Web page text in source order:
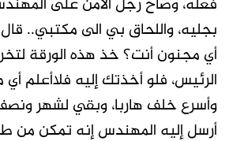
فعله، وصاح رجل الأمن على
بجليه، واللحاق بي الى مكتبي..
أي مجنون أنت؟ خذ هذه الورقة
الرئيس، فلو أخذتك إليه فلاأعلم
وأسرع خلف هاربا، وبقي لشهر
أرسل إليه المهندس إنه تمكن من